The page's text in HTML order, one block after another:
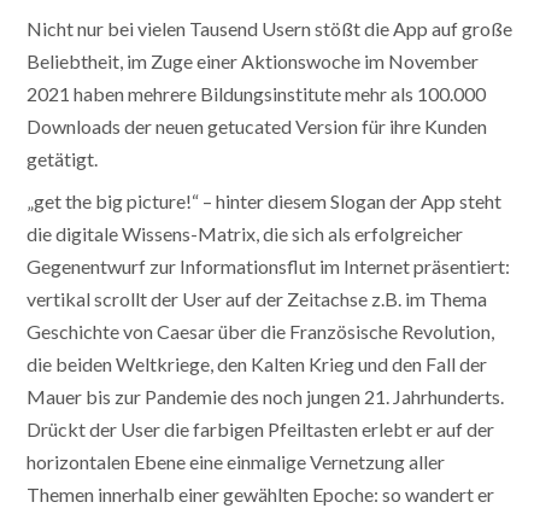
Nicht nur bei vielen Tausend Usern stößt die App auf große
Beliebtheit, im Zuge einer Aktionswoche im November
2021 haben mehrere Bildungsinstitute mehr als 100.000
Downloads der neuen getucated Version für ihre Kunden
getätigt.
„get the big picture!“ – hinter diesem Slogan der App steht
die digitale Wissens-Matrix, die sich als erfolgreicher
Gegenentwurf zur Informationsflut im Internet präsentiert:
vertikal scrollt der User auf der Zeitachse z.B. im Thema
Geschichte von Caesar über die Französische Revolution,
die beiden Weltkriege, den Kalten Krieg und den Fall der
Mauer bis zur Pandemie des noch jungen 21. Jahrhunderts.
Drückt der User die farbigen Pfeiltasten erlebt er auf der
horizontalen Ebene eine einmalige Vernetzung aller
Themen innerhalb einer gewählten Epoche: so wandert er